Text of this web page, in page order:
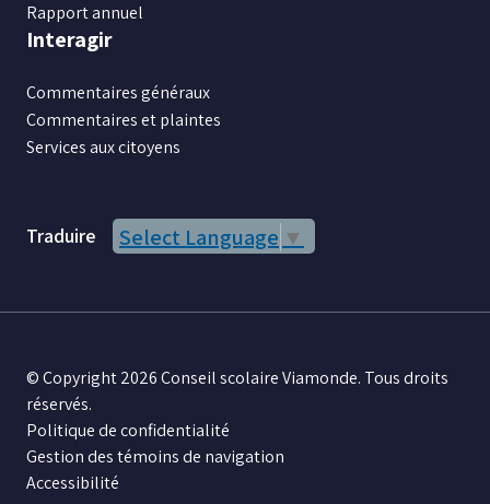
Rapport annuel
Interagir
Commentaires généraux
Commentaires et plaintes
Services aux citoyens
Traduire Select Language ▼
© Copyright 2026 Conseil scolaire Viamonde. Tous droits
réservés.
Politique de confidentialité
Gestion des témoins de navigation
Accessibilité